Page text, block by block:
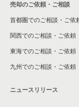
八尾市の飲食店の
大東市の飲食店の
箕面市の飲食店の
大阪市淀川区の飲
大阪市東成区の飲
売却のご依頼・ご相談
首都圏でのご相談・ご依
関西でのご相談・ご依頼
東海でのご相談・ご依頼
九州でのご相談・ご依頼
ニュースリリース